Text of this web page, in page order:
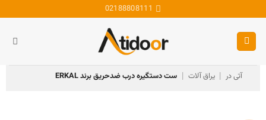
02188808111
آتی در یراق آلات | ست دستگیره درب ضدحریق برند ERKAL